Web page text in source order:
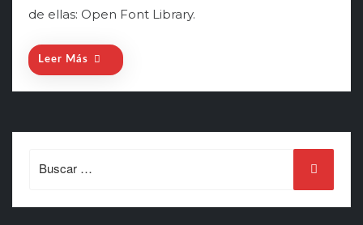
de ellas: Open Font Library.
Leer Más
for: